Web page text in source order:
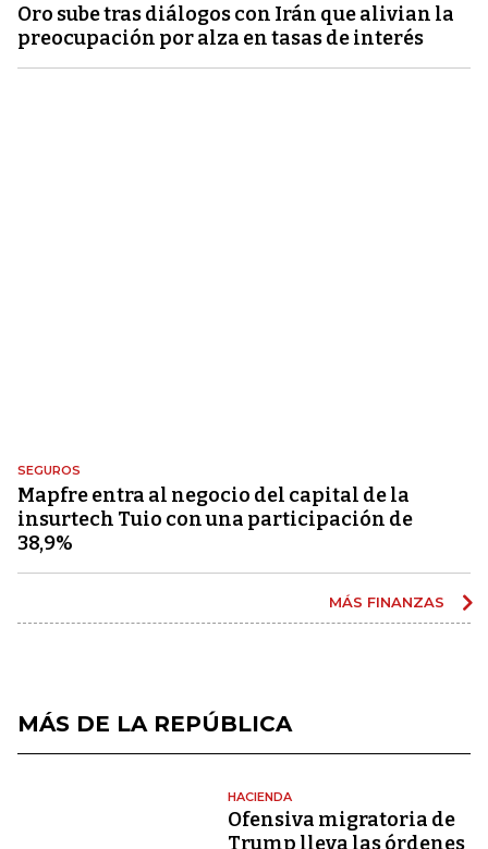
Oro sube tras diálogos con Irán que alivian la
preocupación por alza en tasas de interés
SEGUROS
Mapfre entra al negocio del capital de la
insurtech Tuio con una participación de
38,9%
MÁS FINANZAS
MÁS DE LA REPÚBLICA
HACIENDA
Ofensiva migratoria de
Trump lleva las órdenes